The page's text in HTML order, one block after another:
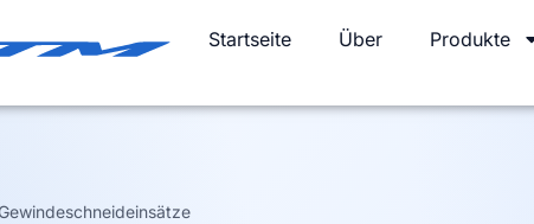
Startseite Über Produkte